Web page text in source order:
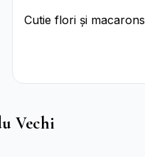
Cutie flori și macarons
Vechi